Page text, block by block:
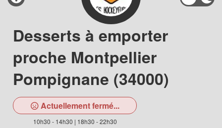
Desserts à emporter
proche Montpellier
Pompignane (34000)
Actuellement fermé...
10h30 - 14h30 | 18h30 - 22h30